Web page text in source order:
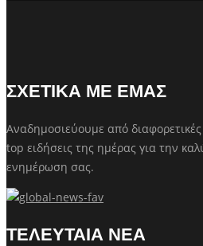
ΣΧΕΤΙΚΑ ΜΕ ΕΜΑΣ
Αναδημοσιεύουμε από
top ειδήσεις της ημέρας για την
ενημέρωση σας.
ΤΕΛΕΥΤΑΙΑ ΝΕΑ